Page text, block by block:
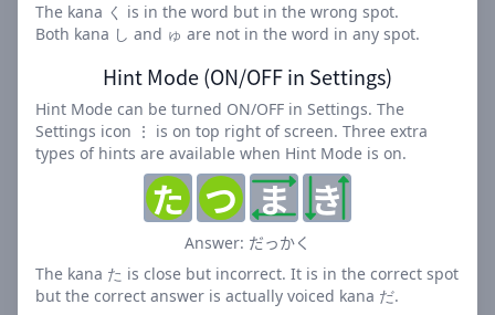
ユーザーの声
「毎日の『ことのはたんご』が楽しみです。語彙力が確実
に上がっているのを感じます！」 - Aさん（28歳）
「『ことのはたんご』のおかげで、日本語の勉強が楽しく
なりました。外国人の私でも楽しめます。」 - Bさん（ア
「子供と一緒に『ことのはたんご』を解くのが日課になり
ました。家族の絆も深まる素晴らしいゲームです。」 - C
さん（42歳）
The kana く is in the word but in the wrong spot.
Both kana し and ゅ are not in the word in any spot.
Hint Mode (ON/OFF in Settings)
Hint Mode can be turned ON/OFF in Settings. The
Settings icon ⋮ is on top right of screen. Three extra
types of hints are available when Hint Mode is on.
た つ ま き
Answer: だっかく
The kana た is close but incorrect. It is in the correct spot
but the correct answer is actually voiced kana だ.